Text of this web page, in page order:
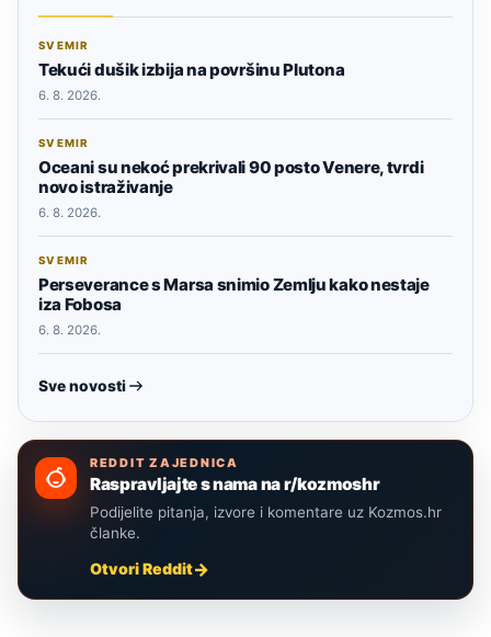
SVEMIR
Tekući dušik izbija na površinu Plutona
6. 8. 2026.
SVEMIR
Oceani su nekoć prekrivali 90 posto Venere, tvrdi
novo istraživanje
6. 8. 2026.
SVEMIR
Perseverance s Marsa snimio Zemlju kako nestaje
iza Fobosa
6. 8. 2026.
Sve novosti
REDDIT ZAJEDNICA
Raspravljajte s nama na r/kozmoshr
Podijelite pitanja, izvore i komentare uz Kozmos.hr
članke.
Otvori Reddit